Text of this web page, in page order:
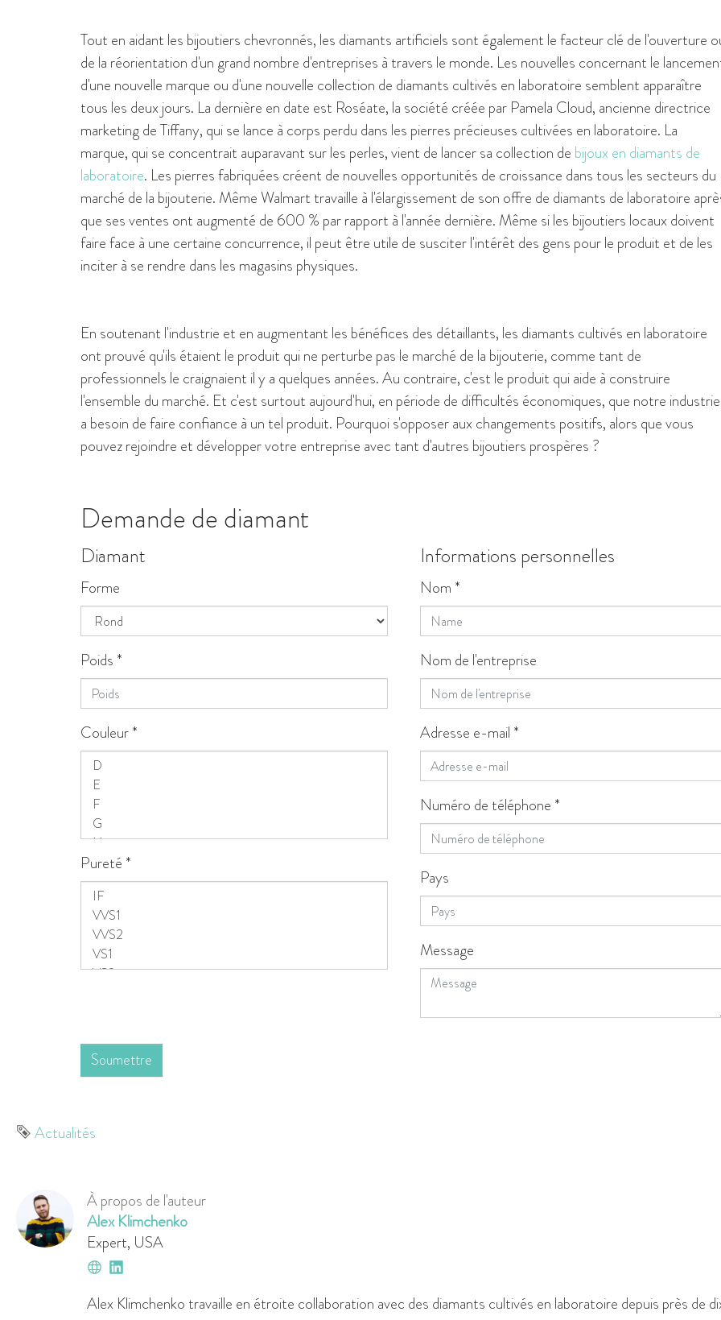
Tout en aidant les bijoutiers chevronnés, les diamants artificiels sont également le facteur clé de l'ouverture
de la réorientation d'un grand nombre d'entreprises à travers le monde. Les nouvelles concernant le
d'une nouvelle marque ou d'une nouvelle collection de diamants cultivés en laboratoire semblent apparaître
tous les deux jours. La dernière en date est Roséate, la société créée par Pamela Cloud, ancienne directrice
marketing de Tiffany, qui se lance à corps perdu dans les pierres précieuses cultivées en laboratoire. La
marque, qui se concentrait auparavant sur les perles, vient de lancer sa collection de bijoux en diamants de
laboratoire. Les pierres fabriquées créent de nouvelles opportunités de croissance dans tous les secteurs du
marché de la bijouterie. Même Walmart travaille à l'élargissement de son offre de diamants de laboratoire
que ses ventes ont augmenté de 600 % par rapport à l'année dernière. Même si les bijoutiers locaux doivent
faire face à une certaine concurrence, il peut être utile de susciter l'intérêt des gens pour le produit et de les
inciter à se rendre dans les magasins physiques.
En soutenant l'industrie et en augmentant les bénéfices des détaillants, les diamants cultivés en laboratoire
ont prouvé qu'ils étaient le produit qui ne perturbe pas le marché de la bijouterie, comme tant de
professionnels le craignaient il y a quelques années. Au contraire, c'est le produit qui aide à construire
l'ensemble du marché. Et c'est surtout aujourd'hui, en période de difficultés économiques, que notre industrie
a besoin de faire confiance à un tel produit. Pourquoi s'opposer aux changements positifs, alors que vous
pouvez rejoindre et développer votre entreprise avec tant d'autres bijoutiers prospères ?
Demande de diamant
Diamant
Forme
Poids *
Couleur*
Pureté *
Informations personnelles
Nom *
Nom de l'entreprise
Adresse e-mail *
Numéro de téléphone *
Pays
Message
Soumettre
Étiquette
Actualités
À propos de l'auteur
Alex Klimchenko
Expert, USA
Site
web
LinkedIn
Alex Klimchenko travaille en étroite collaboration avec des diamants cultivés en laboratoire depuis près de